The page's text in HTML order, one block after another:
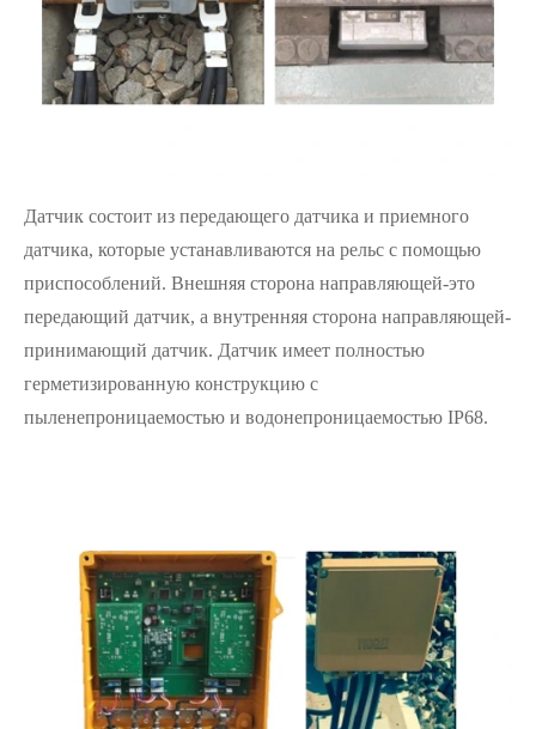
Датчик состоит из передающего датчика и приемного
датчика, которые устанавливаются на рельс с помощью
приспособлений. Внешняя сторона направляющей-это
передающий датчик, а внутренняя сторона направляющей-
принимающий датчик. Датчик имеет полностью
герметизированную конструкцию с
пыленепроницаемостью и водонепроницаемостью IP68.